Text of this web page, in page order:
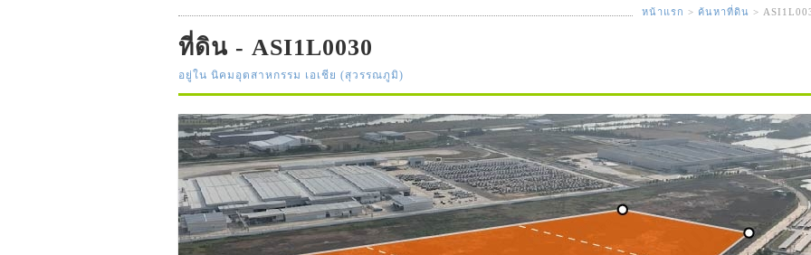
หน้าแรก > ค้นหาที่ดิน >
ที่ดิน - ASI1L0030
อยู่ใน นิคมอุตสาหกรรม เอเชีย (สุวรรณภูมิ)